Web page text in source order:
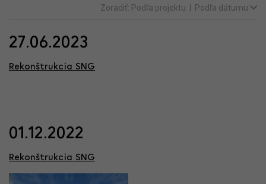
Zoradiť: Podľa projektu Podľa dátumu
27.06.2023
Rekonštrukcia SNG
01.12.2022
Rekonštrukcia SNG